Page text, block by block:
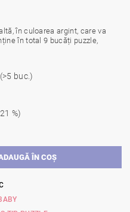
în culoarea argint, care va
în total 9 bucăți puzzle,
(>5 buc.)
%)